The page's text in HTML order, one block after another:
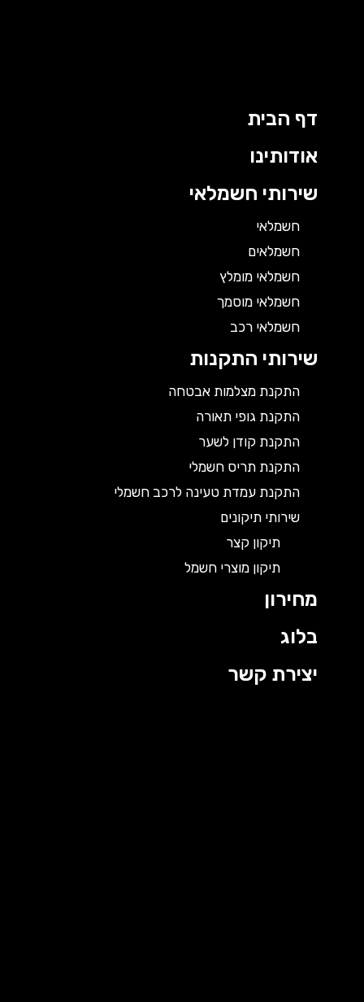
דף הבית
אודותינו
שירותי חשמלאי
חשמלאי
חשמלאים
חשמלאי מומלץ
חשמלאי מוסמך
חשמלאי רכב
שירותי התקנות
התקנת מצלמות אבטחה
התקנת גופי תאורה
התקנת קודן לשער
התקנת תריס חשמלי
התקנת עמדת טעינה לרכב חשמלי
שירותי תיקונים
תיקון קצר
תיקון מוצרי חשמל
מחירון
בלוג
יצירת קשר